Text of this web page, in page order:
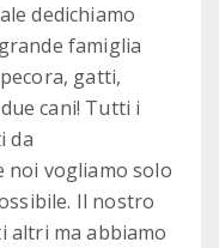
dedichiamo
famiglia
gatti,
cani! Tutti i
da
noi vogliamo solo
Il nostro
altri ma abbiamo